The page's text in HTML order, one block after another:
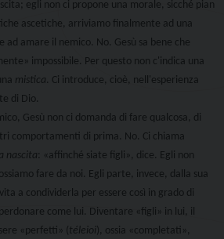
egli non ci propone una morale, sicché pian
ascetiche, arriviamo finalmente ad una
amare il nemico. No. Gesù sa bene che
impossibile. Per questo non c'indica una
mistica. Ci introduce, cioè, nell'esperienza
di Dio.
Gesù non ci domanda di fare qualcosa, di
comportamenti di prima. No. Ci chiama
nascita : «affinché siate figli», dice. Egli non
fare da noi. Egli parte, invece, dalla sua
a condividerla per essere così in grado di
come lui. Diventare «figli» in lui, il
«perfetti» ( téleioi), ossia «completati»,